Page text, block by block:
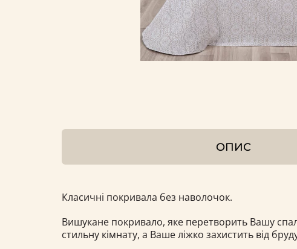
ОПИС
Класичні покривала без наволочок.
Вишукане покривало, яке перетворить Вашу
стильну кімнату, а Ваше ліжко захистить від